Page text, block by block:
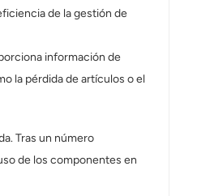
de la gestión de
información de
la pérdida de artículos o el
Tras un número
de los componentes en